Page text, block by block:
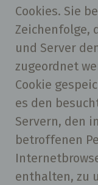
Cookies. Sie
Zeichenfolge,
und Server
zugeordnet
Cookie
es den
Servern, den
betroffenen
enthalten, zu